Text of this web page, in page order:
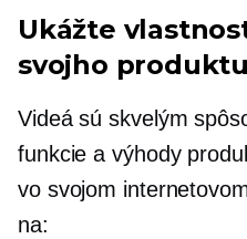
Ukážte
svojho produktu
Videá sú skvelým
funkcie a výhody
vo svojom
na: